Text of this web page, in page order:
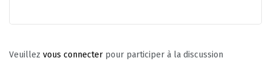
Veuillez vous connecter pour participer à la discussion